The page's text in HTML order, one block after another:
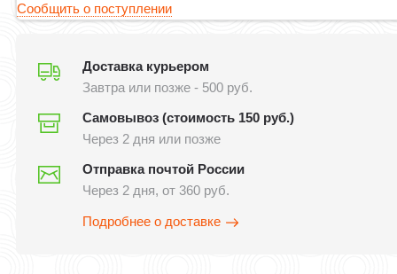
Сообщить о поступлении
Доставка курьером
Завтра или позже - 500 руб.
Самовывоз (стоимость 150 руб.)
Через 2 дня или позже
Отправка почтой России
Через 2 дня, от 360 руб.
Подробнее о доставке